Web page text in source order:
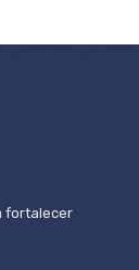
fortalecer